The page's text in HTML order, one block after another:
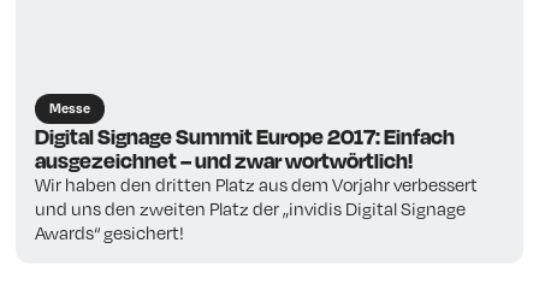
Messe
Digital Signage Summit Europe 2017: Einfach
ausgezeichnet – und zwar wortwörtlich!
Wir haben den dritten Platz aus dem Vorjahr verbessert
und uns den zweiten Platz der „invidis Digital Signage
Awards“ gesichert!